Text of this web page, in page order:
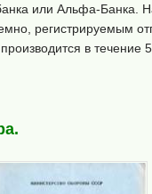
или Альфа-Банка.
регистрируемым
в